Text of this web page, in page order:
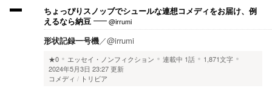
ちょっぴりスノッブでシュールな連想コメディをお届け、例
えるなら納豆
@irrumi
形状記録一号機／@irrumi
★0 エッセイ・ノンフィクション 連載中 1話
1,871文字
2024年5月3日 23:27 更新
コメディ
トリビア